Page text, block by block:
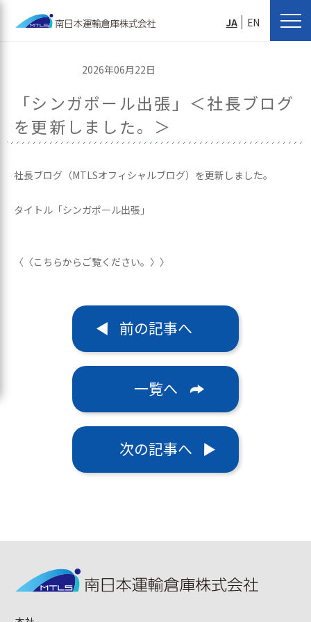
JA EN
2026年06月22日
「シンガポール出張」＜社長ブログ
を更新しました。＞
社長ブログ（MTLSオフィシャルブログ）を更新しました。
タイトル「シンガポール出張」
〈〈こちらからご覧ください。〉〉
前の記事へ
一覧へ
次の記事へ